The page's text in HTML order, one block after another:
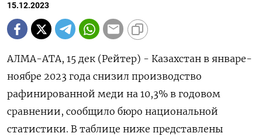
15.12.2023
АЛМА-АТА, 15 дек (Рейтер) - Казахстан в январе-
ноябре 2023 года снизил производство
рафинированной меди на 10,3% в годовом
сравнении, сообщило бюро национальной
статистики. В таблице ниже представлены